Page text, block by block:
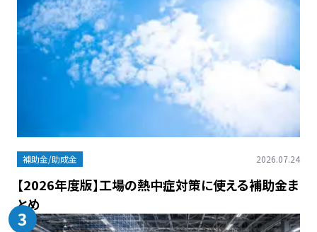
補助金/助成金 2026.07.24
【2026年度版】工場の熱中症対策に使える補助金ま
とめ
3